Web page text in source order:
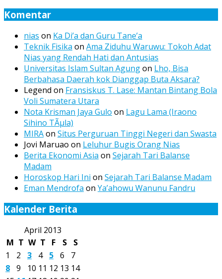
Komentar
nias on Ka Di’a dan Guru Tane’a
Teknik Fisika on Ama Ziduhu Waruwu: Tokoh Adat
Nias yang Rendah Hati dan Antusias
Universitas Islam Sultan Agungon Lho, Bisa
Berbahasa Daerah kok Dianggap Buta Aksara?
Legend on Fransiskus T. Lase: Mantan Bintang Bola
Voli Sumatera Utara
Nota Krisman Jaya Gulo on Lagu Lama (Iraono
Sihino TÃµla)
MIRAon Situs Perguruan Tinggi Negeri dan Swasta
Jovi Maruao on Leluhur Bugis Orang Nias
Berita Ekonomi Asia on Sejarah Tari Balanse
Madam
Horoskop Hari Ini on Sejarah Tari Balanse Madam
Eman Mendrofa on Ya’ahowu Wanunu Fandru
Kalender Berita
April 2013
M T W T F S
S
1
2 3 4 5 6
7
8 9 10 11 12 13 14